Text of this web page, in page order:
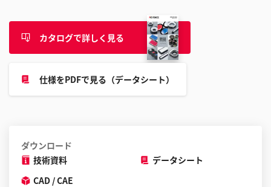
カタログで詳しく見る
仕様をPDFで見る（データシート）
ダウンロード
技術資料
データシート
CAD / CAE